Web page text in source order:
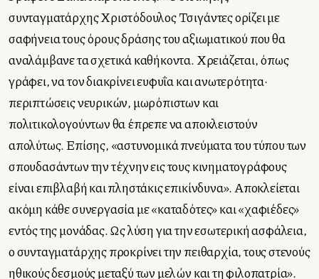
συνταγματάρχης Χριστόδουλος Τσιγάντες ορίζει με
σαφήνεια τους όρους δράσης του αξιωματικού που θα
αναλάμβανε τα σχετικά καθήκοντα. Χρειάζεται, όπως
γράφει, να τον διακρίνει ευφυΐα και ανωτερότητα·
περιπτώσεις νευρικών, μωρόπιστων και
πολιτικολογούντων θα έπρεπε να αποκλειστούν
απολύτως. Επίσης, «αστυνομικά πνεύματα του τύπου των
σπουδασάντων την τέχνην εις τους κινηματογράφους
είναι επιβλαβή και πληστάκις επικίνδυνα». Αποκλείεται
ακόμη κάθε συνεργασία με «καταδότες» και «χαφιέδες»
εντός της μονάδας. Ως λύση για την εσωτερική ασφάλεια,
ο συνταγματάρχης προκρίνει την πειθαρχία, τους στενούς
ηθικούς δεσμούς μεταξύ των μελών και τη φιλοπατρία».